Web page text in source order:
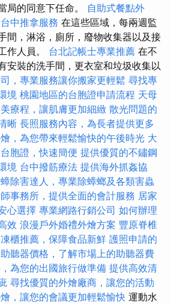
局的同意下任命。 自助式餐點外
台中推拿服務 在這些區域，每兩週監
間，淋浴，廁所，廢物收集器以及接
作人員。 台北記帳士專業推薦 在不
安裝的洗手間，更衣室和垃圾收集以
，專業服務讓你搬家更輕鬆 尋找專
境 桃園地區的台胞證申請流程 天母
療程，讓肌膚更加細緻 散光問題的
晰 長照服務內容，為長者提供更多
，為您帶來輕鬆愉快的午後時光 大
胞證，快速簡便 提供優質的不鏽鋼
境 台中撥筋療法 提供海外抓姦協
除害達人，專業除蟑螂及各類害蟲
事務所，提供全面的會計服務 居家
心選擇 專業網路行銷公司 如何辦理
效 浪漫戶外婚禮外燴方案 豐原脊椎
櫃推薦，保障食品新鮮 護照申請的
助聽器價格，了解市場上的助聽器費
為您的出國旅行做準備 提供高效清
尋找優質的外燴廠商，讓您的活動
，讓您的會議更加輕鬆愉快 運動水